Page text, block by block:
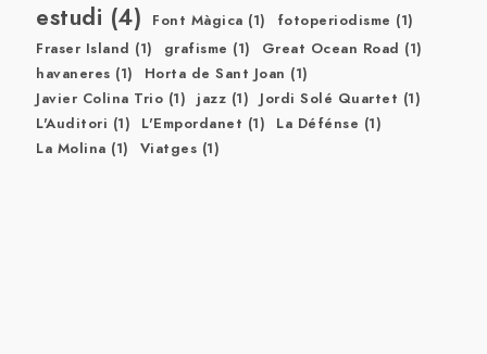
estudi (4) Font Màgica (1) fotoperiodisme (1)
Fraser Island (1) grafisme (1) Great Ocean Road (1)
havaneres (1) Horta de Sant Joan (1)
Javier Colina Trio (1) jazz (1) Jordi Solé Quartet (1)
L'Auditori (1) L'Empordanet (1) La Défénse (1)
La Molina (1) Viatges (1)